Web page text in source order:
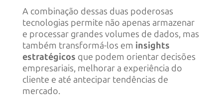
A combinação dessas duas poderosas
tecnologias permite não apenas armazenar
e processar grandes volumes de dados, mas
também transformá-los em insights
estratégicos que podem orientar decisões
empresariais, melhorar a experiência do
cliente e até antecipar tendências de
mercado.